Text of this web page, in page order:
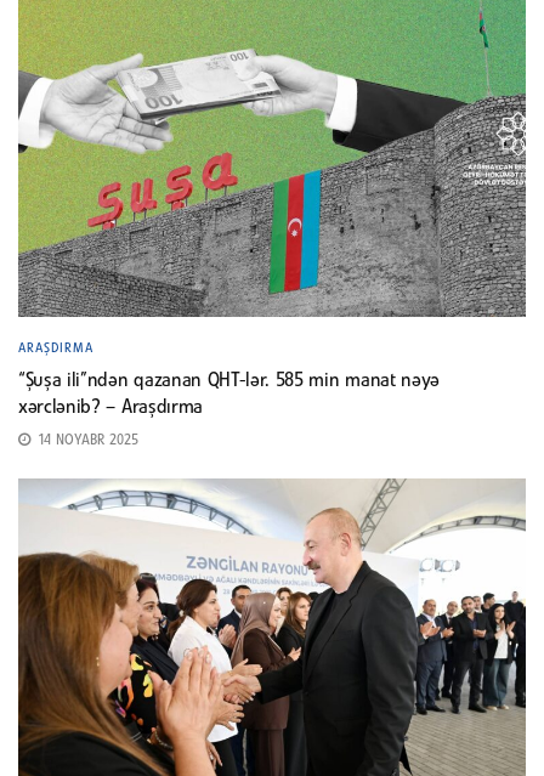
ARAŞDIRMA
“Şuşa ili”ndən qazanan QHT-lər. 585 min manat nəyə
xərclənib? – Araşdırma
14 NOYABR 2025